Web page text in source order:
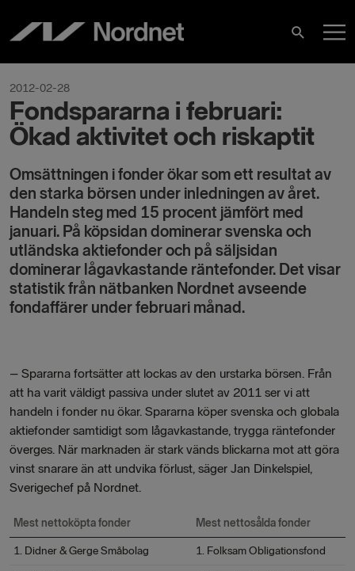
content
Search
2012-02-28
Fondspararna i februari:
Ökad aktivitet och riskaptit
Omsättningen i fonder ökar som ett resultat av
den starka börsen under inledningen av året.
Handeln steg med 15 procent jämfört med
januari. På köpsidan dominerar svenska och
utländska aktiefonder och på säljsidan
dominerar lågavkastande räntefonder. Det visar
statistik från nätbanken Nordnet avseende
fondaffärer under februari månad.
– Spararna fortsätter att lockas av den urstarka börsen. Från
att ha varit väldigt passiva under slutet av 2011 ser vi att
handeln i fonder nu ökar. Spararna köper svenska och globala
aktiefonder samtidigt som lågavkastande, trygga räntefonder
överges. När marknaden är stark vänds blickarna mot att göra
vinst snarare än att undvika förlust, säger Jan Dinkelspiel,
Sverigechef på Nordnet.
Mest nettoköpta fonder Mest nettosålda fonder
1. Didner & Gerge Småbolag 1. Folksam Obligationsfond